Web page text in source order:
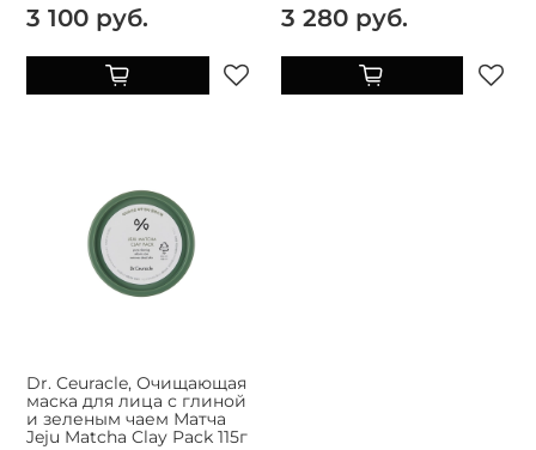
3 100 руб. 3 280 руб.
Dr. Ceuracle, Очищающая
маска для лица с глиной
и зеленым чаем Матча
Jeju Matcha Clay Pack 115г